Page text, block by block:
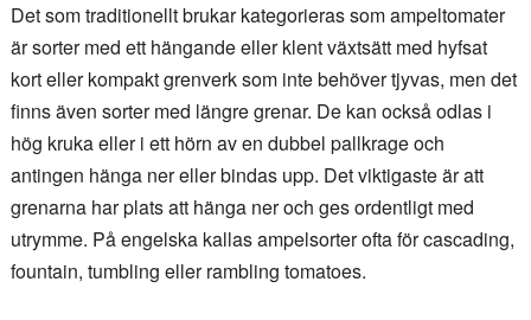
Det som traditionellt brukar kategorieras som ampeltomater
är sorter med ett hängande eller klent växtsätt med hyfsat
kort eller kompakt grenverk som inte behöver tjyvas, men det
finns även sorter med längre grenar. De kan också odlas i
hög kruka eller i ett hörn av en dubbel pallkrage och
antingen hänga ner eller bindas upp. Det viktigaste är att
grenarna har plats att hänga ner och ges ordentligt med
utrymme. På engelska kallas ampelsorter ofta för cascading,
fountain, tumbling eller rambling tomatoes.